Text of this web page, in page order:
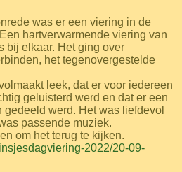
was er een viering in de
hartverwarmende viering van
bij elkaar. Het ging over
het tegenovergestelde
leek, dat er voor iedereen
geluisterd werd en dat er een
werd. Het was liefdevol
passende muziek.
om het terug te kijken.
2022/20-09-